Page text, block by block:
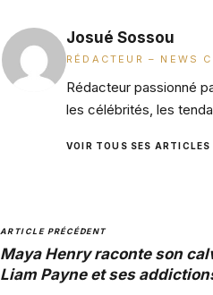
Josué Sossou
RÉDACTEUR – NEWS
Rédacteur passionné
les célébrités, les
VOIR TOUS SES ARTICLES
ARTICLE PRÉCÉDENT
Maya Henry raconte son
Liam Payne et ses